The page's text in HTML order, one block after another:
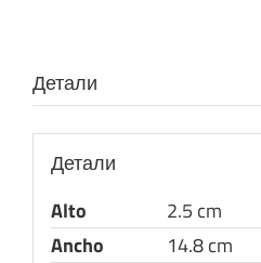
Детали
Детали
Alto
2.5 cm
Ancho
14.8 cm